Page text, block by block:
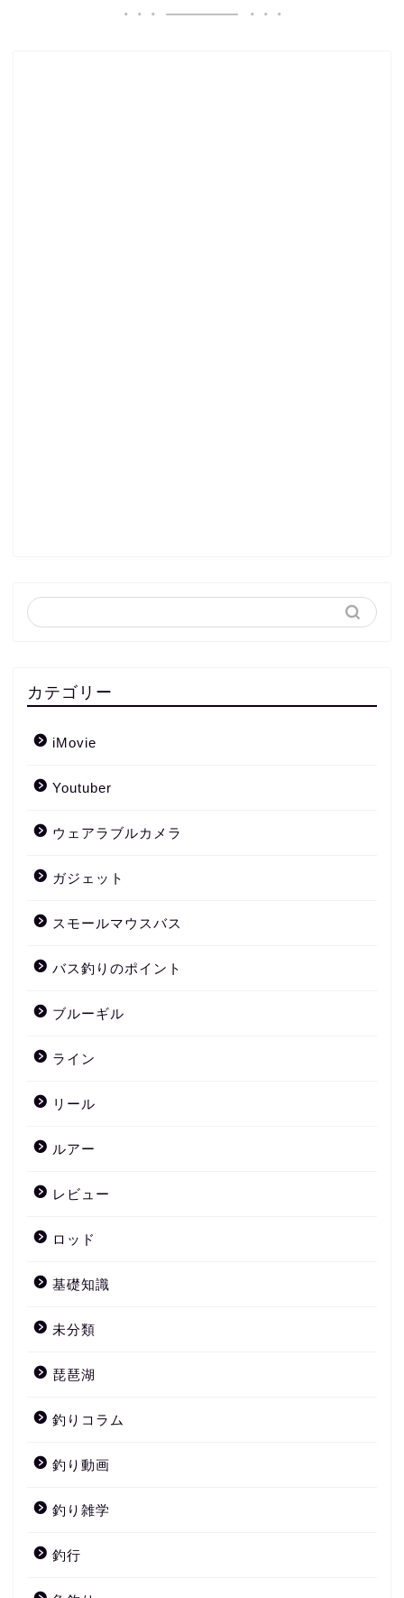
カテゴリー
iMovie
Youtuber
ウェアラブルカメラ
ガジェット
スモールマウスバス
バス釣りのポイント
ブルーギル
ライン
リール
ルアー
レビュー
ロッド
基礎知識
未分類
琵琶湖
釣りコラム
釣り動画
釣り雑学
釣行